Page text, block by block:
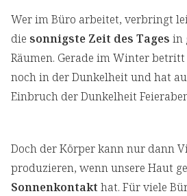
Wer im Büro arbeitet, verbringt
die sonnigste Zeit des Tages in
Räumen. Gerade im Winter
noch in der Dunkelheit und hat
Einbruch der Dunkelheit
Doch der Körper kann nur dann
produzieren, wenn unsere Haut
Sonnenkontakt hat. Für viele